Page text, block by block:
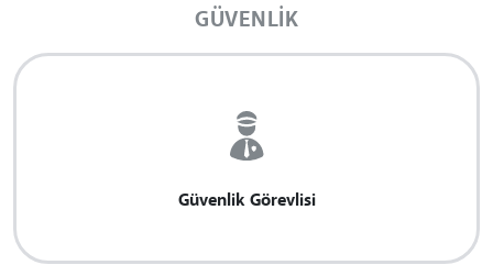
GÜVENLIK
Güvenlik Görevlisi